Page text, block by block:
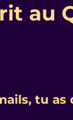
au
tu as